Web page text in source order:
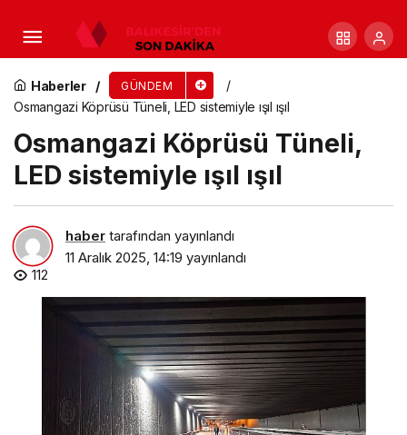
Haberler GÜNDEM
Osmangazi Köprüsü Tüneli, LED sistemiyle ışıl ışıl
Osmangazi Köprüsü Tüneli,
LED sistemiyle ışıl ışıl
haber tarafından yayınlandı
11 Aralık 2025, 14:19 yayınlandı
112
Başkan Sandıkçı’dan Yerinde Takip: Ulaşım Ağı